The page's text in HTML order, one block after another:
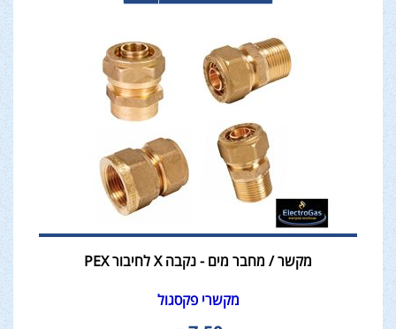
מקשר / מחבר מים - נקבה X לחיבור PEX
מקשרי פקסגול